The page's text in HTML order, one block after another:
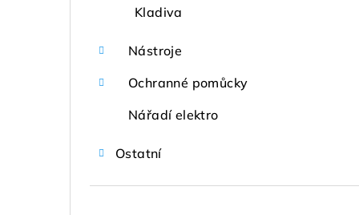
Kladiva
Nástroje
Ochranné pomůcky
Nářadí elektro
Ostatní